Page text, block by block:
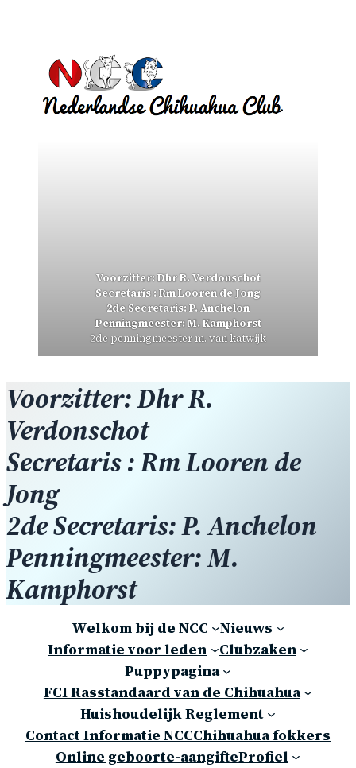
Voorzitter: Dhr R. Verdonschot
Secretaris : Rm Looren de Jong
2de Secretaris: P. Anchelon
Penningmeester: M. Kamphorst
2de penningmeester m. van katwijk
Voorzitter: Dhr R.
Verdonschot
Secretaris : Rm Looren de
Jong
2de Secretaris: P. Anchelon
Penningmeester: M.
Kamphorst
Welkom bij de NCC
Nieuws
Informatie voor leden
Clubzaken
Puppypagina
FCI Rasstandaard van de Chihuahua
Huishoudelijk Reglement
Contact Informatie NCCChihuahua fokkers
Online geboorte-aangifteProfiel